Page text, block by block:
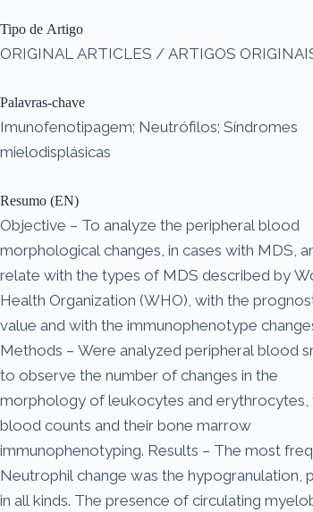
Tipo de Artigo
ORIGINAL ARTICLES / ARTIGOS
Palavras-chave
Imunofenotipagem; Neutrófilos; Síndromes
mielodisplásicas
Resumo (EN)
Objective – To analyze the peripheral blood
morphological changes, in cases with MDS,
relate with the types of MDS described by
Health Organization (WHO), with the
value and with the immunophenotype
Methods – Were analyzed peripheral blood
to observe the number of changes in the
morphology of leukocytes and erythrocytes,
blood counts and their bone marrow
immunophenotyping. Results – The most
Neutrophil change was the hypogranulation,
in all kinds. The presence of circulating